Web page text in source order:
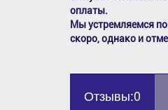
оплаты.
Мы устремляемся
скоро, однако и
Отзывы:0